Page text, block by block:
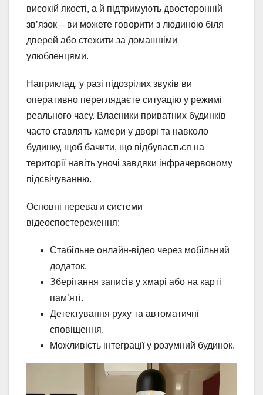
високій якості, а й підтримують двосторонній
зв’язок – ви можете говорити з людиною біля
дверей або стежити за домашніми
улюбленцями.
Наприклад, у разі підозрілих звуків ви
оперативно переглядаєте ситуацію у режимі
реального часу. Власники приватних будинків
часто ставлять камери у дворі та навколо
будинку, щоб бачити, що відбувається на
території навіть уночі завдяки інфрачервоному
підсвічуванню.
Основні переваги системи
відеоспостереження:
Стабільне онлайн-відео через мобільний
додаток.
Зберігання записів у хмарі або на карті
пам’яті.
Детектування руху та автоматичні
сповіщення.
Можливість інтеграції у розумний будинок.